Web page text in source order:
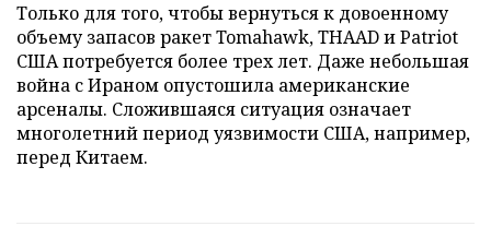
Только для того, чтобы вернуться к довоенному
объему запасов ракет Tomahawk, THAAD и Patriot
США потребуется более трех лет. Даже небольшая
война с Ираном опустошила американские
арсеналы. Сложившаяся ситуация означает
многолетний период уязвимости США, например,
перед Китаем.